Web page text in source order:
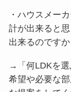
・ハウスメー
計が出来ると
出来るのですか
→「何LDKを選
希望や必要な